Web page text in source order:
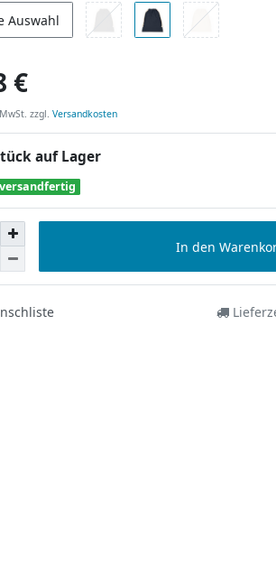
Auswahl
€
zzgl. Versandkosten
auf Lager
In den